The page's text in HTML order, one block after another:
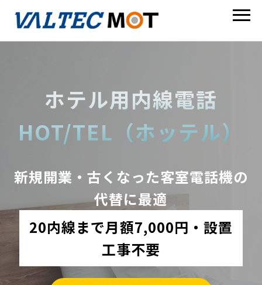
ホテル用内線電話
HOT/TEL（ホッテル）
新規開業・古くなった客室電話機の
代替に最適
20内線まで月額7,000円・設置
工事不要